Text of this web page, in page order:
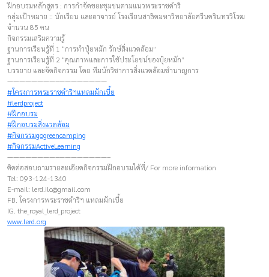
ฝึกอบรมหลักสูตร : การกำจัดขยะชุมชนตามแนวพระราชดำริ
กลุ่มเป้าหมาย :: นักเรียน และอาจารย์ โรงเรียนสาธิตมหาวิทยาลัยศรีนครินทรวิโรฒ
จำนวน 85 คน
กิจกรรมเสริมความรู้
ฐานการเรียนรู้ที่ 1 “การทำปุ๋ยหมัก รักษ์สิ่งแวดล้อม”
ฐานการเรียนรู้ที่ 2 “คุณภาพและการใช้ประโยชน์ของปุ๋ยหมัก”
บรรยาย และจัดกิจกรรม โดย ทีมนักวิชาการสิ่งแวดล้อมชำนาญการ
————————–————————
#โครงการพระราชดำริฯแหลมผักเบี้ย
#lerdproject
#ฝึกอบรม
#ฝึกอบรมสิ่งแวดล้อม
#กิจกรรมgogreencamping
#กิจกรรมActiveLearning
————————–————————–
ติดต่อสอบถามรายละเอียดกิจกรรมฝึกอบรมได้ที่/ For more information
Tel: 093-124-1340
E-mail: lerd.ilc@gmail.com
FB. โครงการพระราชดำริฯ แหลมผักเบี้ย
IG. the_royal_lerd_project
www.lerd.org